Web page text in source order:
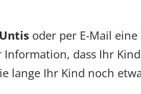
Untis oder per E-Mail
dass Ihr
lange Ihr Kind noch